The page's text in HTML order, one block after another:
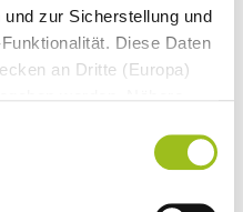
zur Sicherstellung und
Diese Daten
an Dritte (Europa)
Impressum
Homocysteinspiegel ist gut
eine Senkung. Ob das
genau beziffern, ob und wie
oder